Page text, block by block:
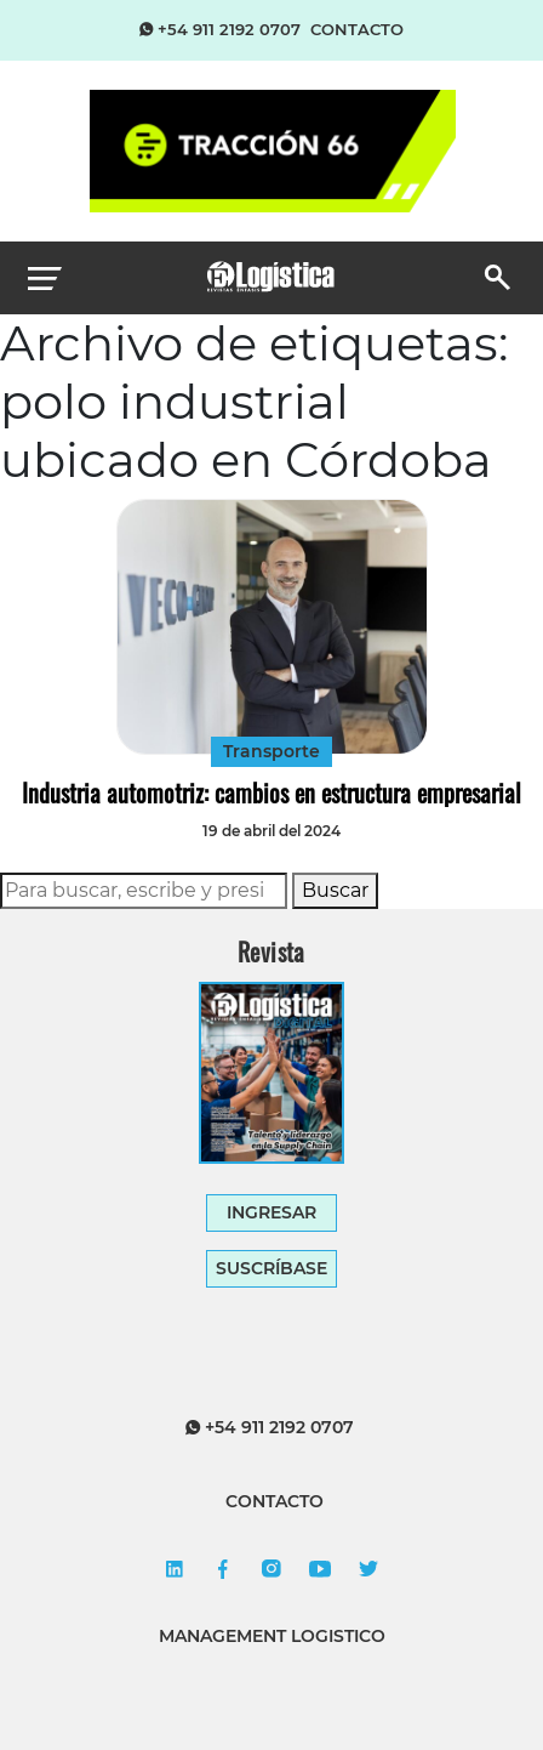
+54 911 2192 0707 CONTACTO
Archivo de etiquetas:
polo industrial
ubicado en Córdoba
Transporte
Industria automotriz: cambios en estructura empresarial
19 de abril del 2024
Buscar
Revista
INGRESAR
SUSCRÍBASE
+54 911 2192 0707
CONTACTO
MANAGEMENT LOGISTICO